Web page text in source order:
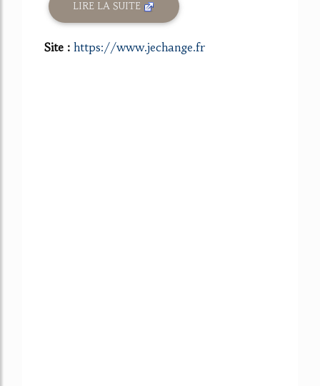
LIRE LA SUITE
Site : https://www.jechange.fr